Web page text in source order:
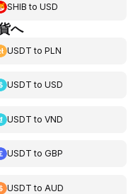
SHIB toUSD
へ
USDT toPLN
USDT toUSD
USDT toVND
USDT toGBP
USDT to AUD